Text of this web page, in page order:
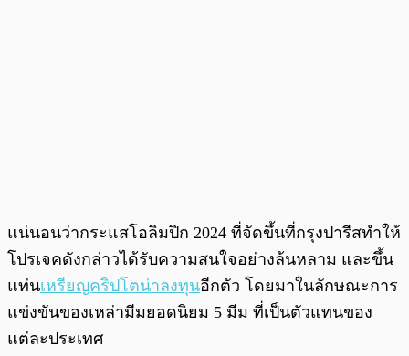
แน่นอนว่ากระแสโอลิมปิก 2024 ที่จัดขึ้นที่กรุงปารีสทำให้
โปรเจคดังกล่าวได้รับความสนใจอย่างล้นหลาม และขึ้น
แท่นเหรียญคริปโตน่าลงทุนอีกตัว โดยมาในลักษณะการ
แข่งขันของเหล่ามีมยอดนิยม 5 มีม ที่เป็นตัวแทนของ
แต่ละประเทศ